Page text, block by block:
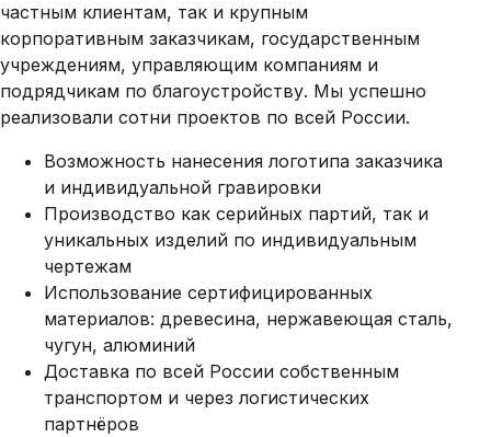
частным клиентам, так и крупным
корпоративным заказчикам, государственным
учреждениям, управляющим компаниям и
подрядчикам по благоустройству. Мы успешно
реализовали сотни проектов по всей России.
Возможность нанесения логотипа заказчика
и индивидуальной гравировки
Производство как серийных партий, так и
уникальных изделий по индивидуальным
чертежам
Использование сертифицированных
материалов: древесина, нержавеющая сталь,
чугун, алюминий
Доставка по всей России собственным
транспортом и через логистических
партнёров